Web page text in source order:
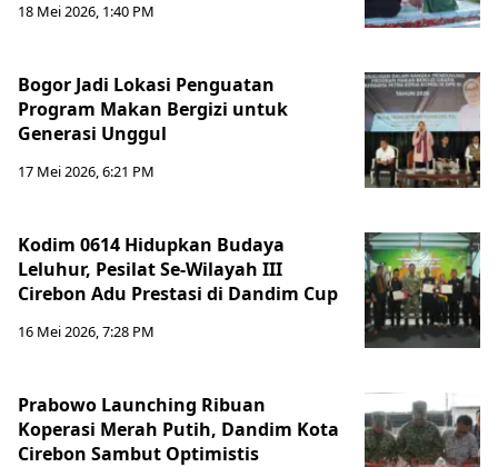
18 Mei 2026, 1:40 PM
Bogor Jadi Lokasi Penguatan
Program Makan Bergizi untuk
Generasi Unggul
17 Mei 2026, 6:21 PM
Kodim 0614 Hidupkan Budaya
Leluhur, Pesilat Se-Wilayah III
Cirebon Adu Prestasi di Dandim Cup
16 Mei 2026, 7:28 PM
Prabowo Launching Ribuan
Koperasi Merah Putih, Dandim Kota
Cirebon Sambut Optimistis